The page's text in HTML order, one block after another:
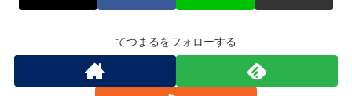
てつまるをフォローする